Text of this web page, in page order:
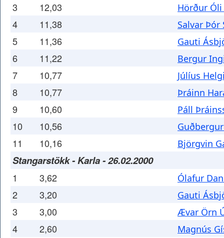
3 12,03 Hörður
4 11,38 Salvar Þór
5 11,36 Gauti
6 11,22 Bergur
7 10,77 Júlíus
8 10,77 Þráinn
9 10,60 Páll
10 10,56
11 10,16 Björgvin
Stangarstökk - Karla - 26.02.2000
1 3,62 Ólafur
2 3,20 Gauti
3 3,00 Ævar Örn
4 2,60 Magnús